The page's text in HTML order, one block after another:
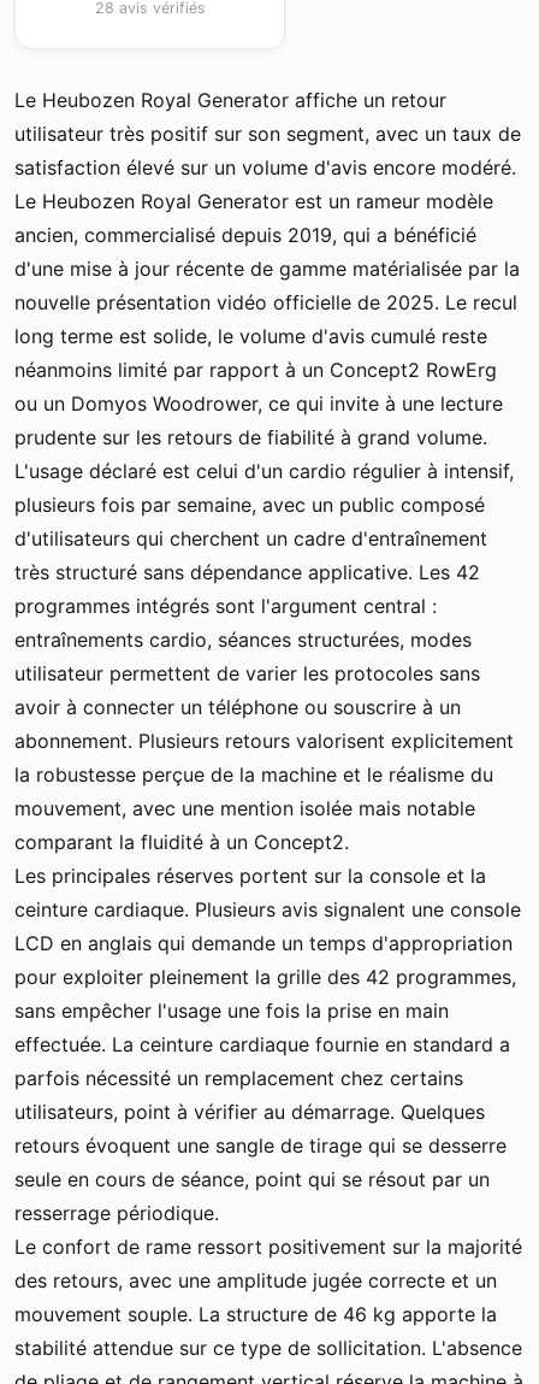
28 avis vérifiés
Le Heubozen Royal Generator affiche un retour
utilisateur très positif sur son segment, avec un taux de
satisfaction élevé sur un volume d'avis encore modéré.
Le Heubozen Royal Generator est un rameur modèle
ancien, commercialisé depuis 2019, qui a bénéficié
d'une mise à jour récente de gamme matérialisée par la
nouvelle présentation vidéo officielle de 2025. Le recul
long terme est solide, le volume d'avis cumulé reste
néanmoins limité par rapport à un Concept2 RowErg
ou un Domyos Woodrower, ce qui invite à une lecture
prudente sur les retours de fiabilité à grand volume.
L'usage déclaré est celui d'un cardio régulier à intensif,
plusieurs fois par semaine, avec un public composé
d'utilisateurs qui cherchent un cadre d'entraînement
très structuré sans dépendance applicative. Les 42
programmes intégrés sont l'argument central :
entraînements cardio, séances structurées, modes
utilisateur permettent de varier les protocoles sans
avoir à connecter un téléphone ou souscrire à un
abonnement. Plusieurs retours valorisent explicitement
la robustesse perçue de la machine et le réalisme du
mouvement, avec une mention isolée mais notable
comparant la fluidité à un Concept2.
Les principales réserves portent sur la console et la
ceinture cardiaque. Plusieurs avis signalent une console
LCD en anglais qui demande un temps d'appropriation
pour exploiter pleinement la grille des 42 programmes,
sans empêcher l'usage une fois la prise en main
effectuée. La ceinture cardiaque fournie en standard a
parfois nécessité un remplacement chez certains
utilisateurs, point à vérifier au démarrage. Quelques
retours évoquent une sangle de tirage qui se desserre
seule en cours de séance, point qui se résout par un
resserrage périodique.
Le confort de rame ressort positivement sur la majorité
des retours, avec une amplitude jugée correcte et un
mouvement souple. La structure de 46 kg apporte la
stabilité attendue sur ce type de sollicitation. L'absence